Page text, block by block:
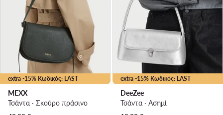
extra -15% Κωδικός: LAST
MEXX
Τσάντα · Σκούρο πράσινο
extra -15% Κωδικός: LAST
DeeZee
Τσάντα · Ασημί